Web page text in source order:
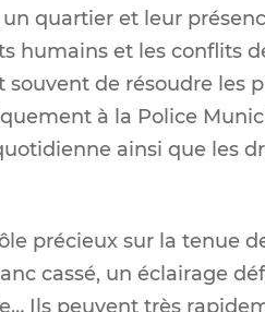
quartier et leur
humains et les conflits
souvent de résoudre les
à la Police
ainsi que les
précieux sur la tenue
cassé, un éclairage
Ils peuvent très